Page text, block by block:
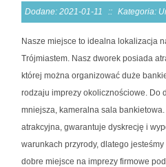
Dodane: 2021-01-11 :: Kategoria:
Nasze miejsce to idealna lokalizacja
Trójmiastem. Nasz dworek posiada
której można organizować duże
rodzaju imprezy okolicznościowe. Do
mniejsza, kameralna sala
atrakcyjna, gwarantuje dyskrecję i
warunkach przyrody, dlatego
dobre miejsce na imprezy firmowe